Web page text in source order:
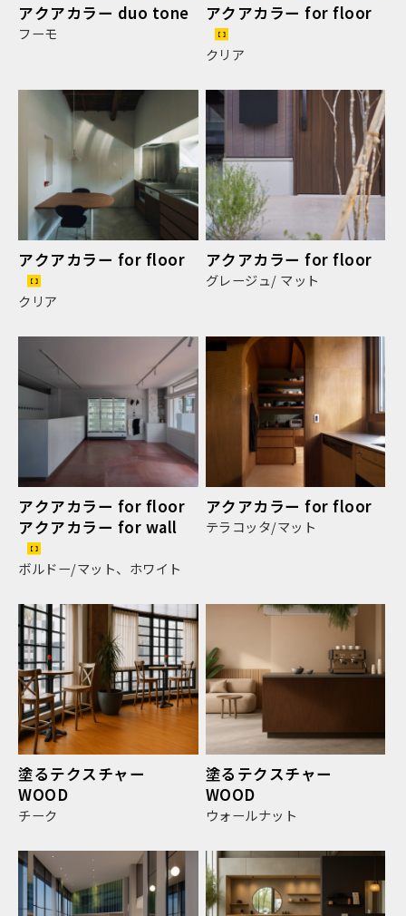
アクアカラー duo tone
フーモ
アクアカラー for floor
クリア
アクアカラー for floor
クリア
アクアカラー for floor
グレージュ/ マット
アクアカラー for floor
アクアカラー for wall
ボルドー/マット、ホワイト
アクアカラー for floor
テラコッタ/マット
塗るテクスチャー
WOOD
チーク
塗るテクスチャー
WOOD
ウォールナット